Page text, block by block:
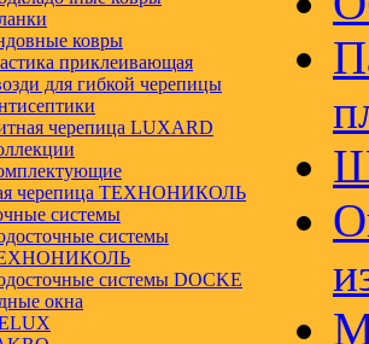
ковры
приклеивающая
для гибкой черепицы
черепица LUXARD
черепица ТЕХНОНИКОЛЬ
системы
системы
системы DOCKE
окна